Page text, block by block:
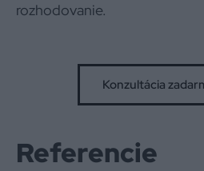
rozhodovanie.
Konzultácia
Referencie